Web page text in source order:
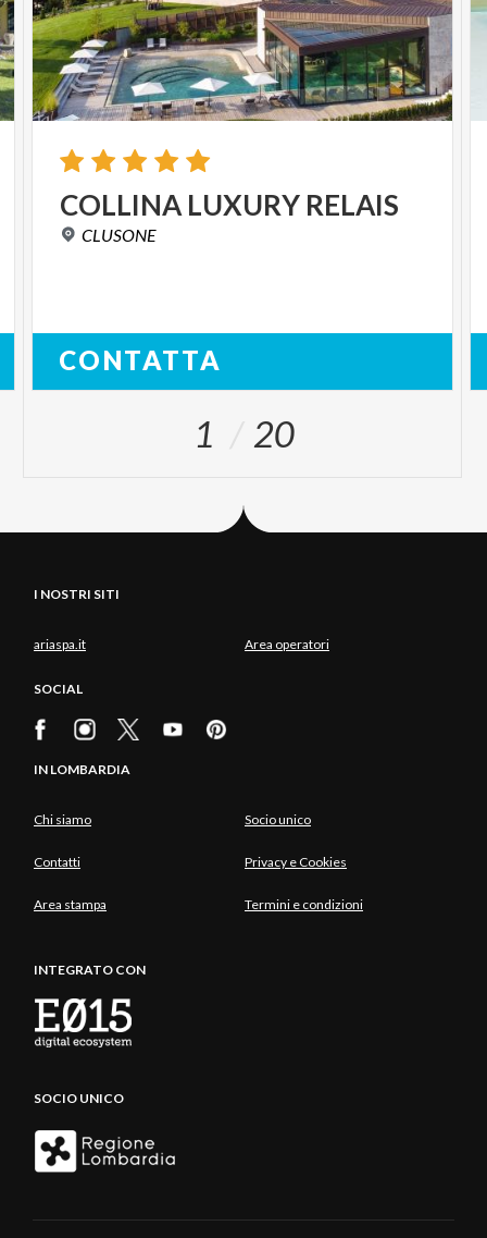
COLLINA LUXURY RELAIS
CLUSONE
CONTATTA
1 20
I NOSTRI SITI
ariaspa.it Area operatori
SOCIAL
IN LOMBARDIA
Chi siamo Socio unico
Contatti Privacy e Cookies
Area stampa Termini e condizioni
INTEGRATO CON
SOCIO UNICO